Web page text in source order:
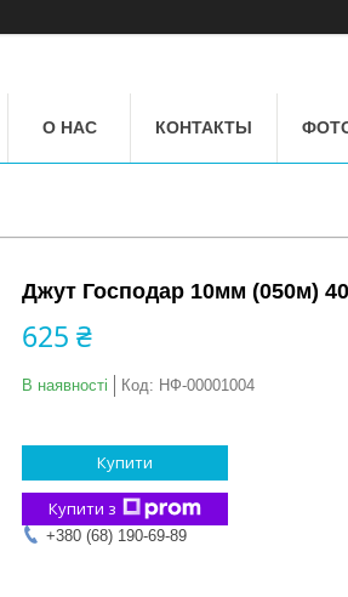
О НАС КОНТАКТЫ
Джут Господар 10мм (050м)
625 ₴
В наявності Код: НФ-00001004
Купити
Купити з
+380 (68) 190-69-89